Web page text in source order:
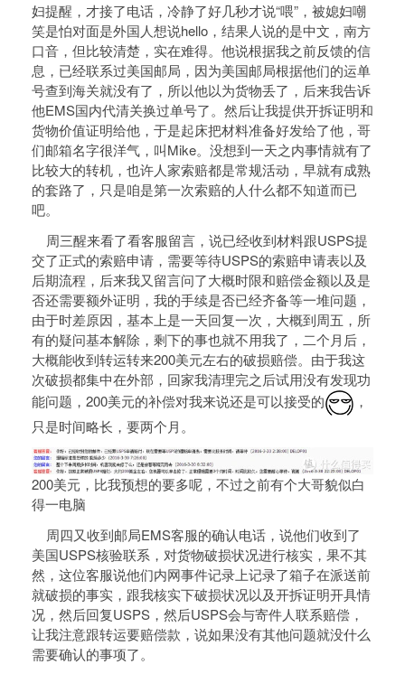
妇提醒，才接了电话，冷静了好几秒才说“喂”，被媳妇嘲
笑是怕对面是外国人想说hello，结果人说的是中文，南方
口音，但比较清楚，实在难得。他说根据我之前反馈的信
息，已经联系过美国邮局，因为美国邮局根据他们的运单
号查到海关就没有了，所以他以为货物丢了，后来我告诉
他EMS国内代清关换过单号了。然后让我提供开拆证明和
货物价值证明给他，于是起床把材料准备好发给了他，哥
们邮箱名字很洋气，叫Mike。没想到一天之内事情就有了
比较大的转机，也许人家索赔都是常规活动，早就有成熟
的套路了，只是咱是第一次索赔的人什么都不知道而已
吧。
周三醒来看了看客服留言，说已经收到材料跟USPS提
交了正式的索赔申请，需要等待USPS的索赔申请表以及
后期流程，后来我又留言问了大概时限和赔偿金额以及是
否还需要额外证明，我的手续是否已经齐备等一堆问题，
由于时差原因，基本上是一天回复一次，大概到周五，所
有的疑问基本解除，剩下的事也就不用我了，二个月后，
大概能收到转运转来200美元左右的破损赔偿。由于我这
次破损都集中在外部，回家我清理完之后试用没有发现功
能问题，200美元的补偿对我来说还是可以接受的
，
只是时间略长，要两个月。
200美元，比我预想的要多呢，不过之前有个大哥貌似白
得一电脑
周四又收到邮局EMS客服的确认电话，说他们收到了
美国USPS核验联系，对货物破损状况进行核实，果不其
然，这位客服说他们内网事件记录上记录了箱子在派送前
就破损的事实，跟我核实下破损状况以及开拆证明开具情
况，然后回复USPS，然后USPS会与寄件人联系赔偿，
让我注意跟转运要赔偿款，说如果没有其他问题就没什么
需要确认的事项了。